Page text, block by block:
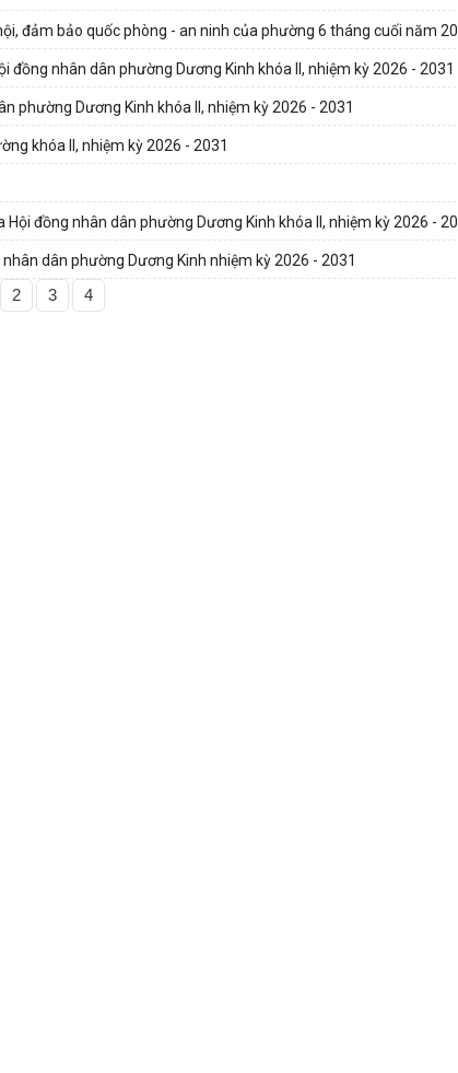
đảm bảo quốc phòng - an ninh của phường 6 tháng cuối năm
nhân dân phường Dương Kinh khóa II, nhiệm kỳ 2026 - 2031
phường Dương Kinh khóa II, nhiệm kỳ 2026 - 2031
khóa II, nhiệm kỳ 2026 - 2031
đồng nhân dân phường Dương Kinh khóa II, nhiệm kỳ 2026 -
dân phường Dương Kinh nhiệm kỳ 2026 - 2031
2 3 4